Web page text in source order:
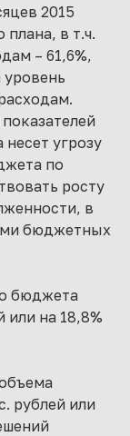
2015
плана, в т.ч.
– 61,6%,
уровень
угрозу
по
росту
в
бюджетных
бюджета
или на 18,8%
рублей или